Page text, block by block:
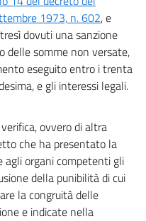
1973, n. 602, e
dovuti una sanzione
delle somme non versate,
eseguito entro i trenta
e gli interessi legali.
ovvero di altra
che ha presentato la
agli organi competenti gli
della punibilità di cui
la congruità delle
e indicate nella